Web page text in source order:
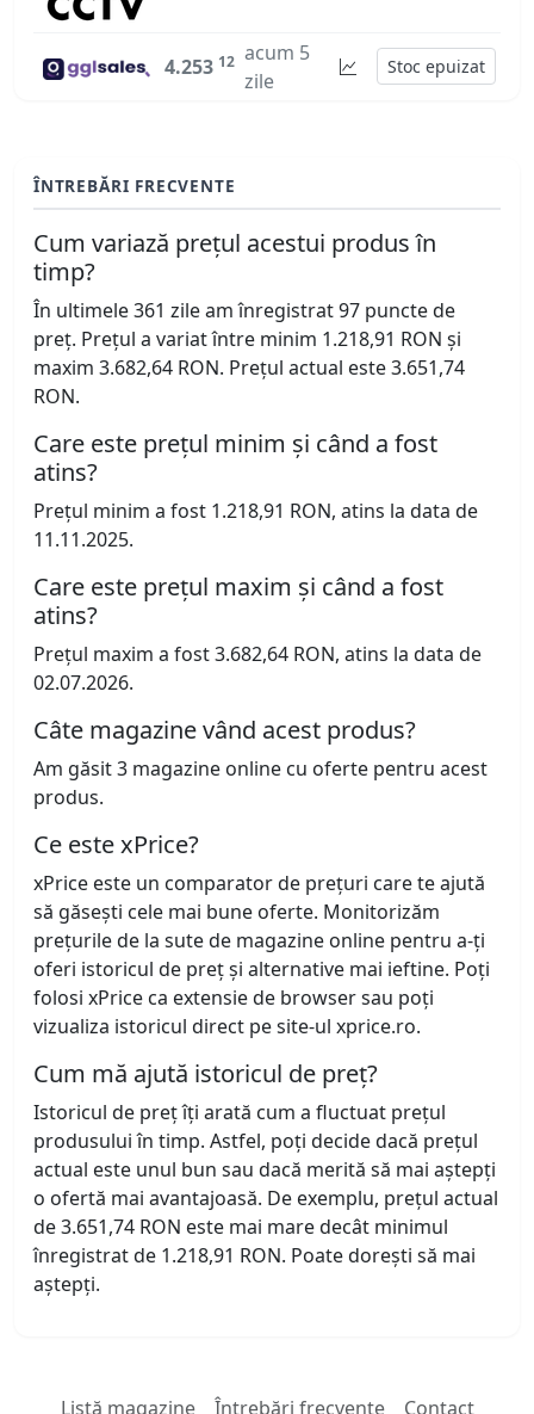
4.253 12 acum 5
zile
Stoc epuizat
ÎNTREBĂRI FRECVENTE
Cum variază prețul acestui produs în
timp?
În ultimele 361 zile am înregistrat 97 puncte de
preț. Prețul a variat între minim 1.218,91 RON și
maxim 3.682,64 RON. Prețul actual este 3.651,74
RON.
Care este prețul minim și când a fost
atins?
Prețul minim a fost 1.218,91 RON, atins la data de
11.11.2025.
Care este prețul maxim și când a fost
atins?
Prețul maxim a fost 3.682,64 RON, atins la data de
02.07.2026.
Câte magazine vând acest produs?
Am găsit 3 magazine online cu oferte pentru acest
produs.
Ce este xPrice?
xPrice este un comparator de prețuri care te ajută
să găsești cele mai bune oferte. Monitorizăm
prețurile de la sute de magazine online pentru a-ți
oferi istoricul de preț și alternative mai ieftine. Poți
folosi xPrice ca extensie de browser sau poți
vizualiza istoricul direct pe site-ul xprice.ro.
Cum mă ajută istoricul de preț?
Istoricul de preț îți arată cum a fluctuat prețul
produsului în timp. Astfel, poți decide dacă prețul
actual este unul bun sau dacă merită să mai aștepți
o ofertă mai avantajoasă. De exemplu, prețul actual
de 3.651,74 RON este mai mare decât minimul
înregistrat de 1.218,91 RON. Poate dorești să mai
aștepți.
Listă magazine Întrebări frecvente Contact